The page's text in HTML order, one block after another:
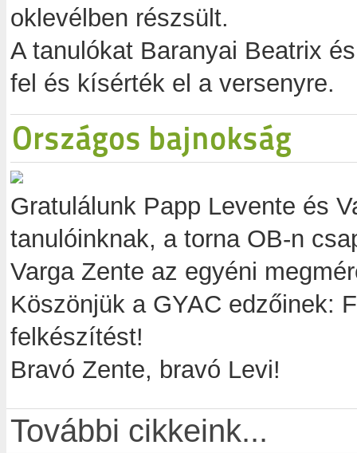
oklevélben részsült.
A tanulókat Baranyai Beatrix
fel és kísérték el a versenyre.
Országos bajnokság
Gratulálunk Papp Levente és
tanulóinknak, a torna OB-n
Varga Zente az egyéni
Köszönjük a GYAC edzőinek:
felkészítést!
Bravó Zente, bravó Levi!
További cikkeink...